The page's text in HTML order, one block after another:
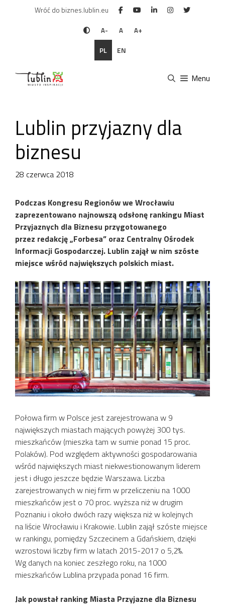
Wróć do biznes.lublin.eu
A- A A+
PL EN
Menu
Lublin przyjazny dla
biznesu
28 czerwca 2018
Podczas Kongresu Regionów we Wrocławiu
zaprezentowano najnowszą odsłonę rankingu Miast
Przyjaznych dla Biznesu przygotowanego
przez redakcję „Forbesa” oraz Centralny Ośrodek
Informacji Gospodarczej. Lublin zajął w nim szóste
miejsce wśród największych polskich miast.
Połowa firm w Polsce jest zarejestrowana w 9
największych miastach mających powyżej 300 tys.
mieszkańców (mieszka tam w sumie ponad 15 proc.
Polaków). Pod względem aktywności gospodarowania
wśród największych miast niekwestionowanym liderem
jest i długo jeszcze będzie Warszawa. Liczba
zarejestrowanych w niej firm w przeliczeniu na 1000
mieszkańców jest o 70 proc. wyższa niż w drugim
Poznaniu i około dwóch razy większa niż w kolejnych
na liście Wrocławiu i Krakowie. Lublin zajął szóste miejsce
w rankingu, pomiędzy Szczecinem a Gdańskiem, dzięki
wzrostowi liczby firm w latach 2015-2017 o 5,2%.
Wg danych na koniec zeszłego roku, na 1000
mieszkańców Lublina przypada ponad 16 firm.
Jak powstał ranking Miasta Przyjazne dla Biznesu